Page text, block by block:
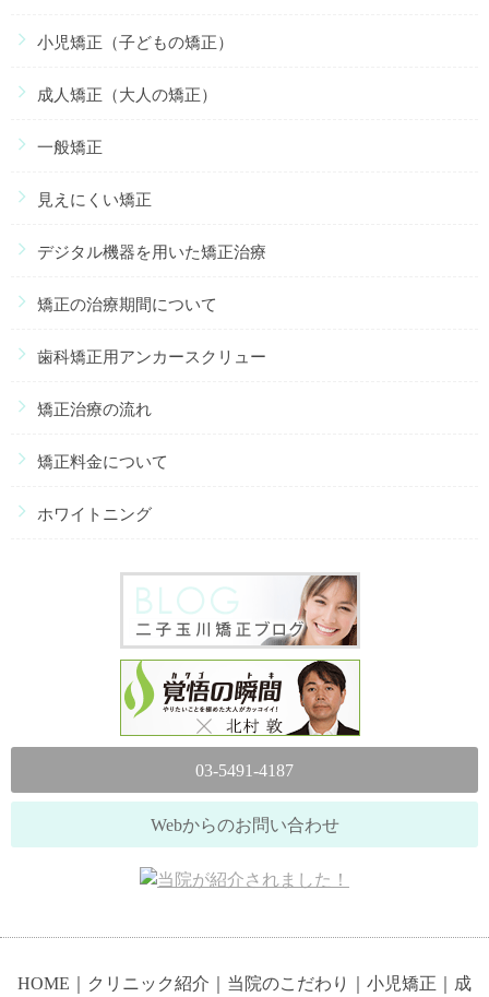
小児矯正（子どもの矯正）
成人矯正（大人の矯正）
一般矯正
見えにくい矯正
デジタル機器を用いた矯正治療
矯正の治療期間について
歯科矯正用アンカースクリュー
矯正治療の流れ
矯正料金について
ホワイトニング
03-5491-4187
Webからのお問い合わせ
HOME クリニック紹介 当院のこだわり 小児矯正 成